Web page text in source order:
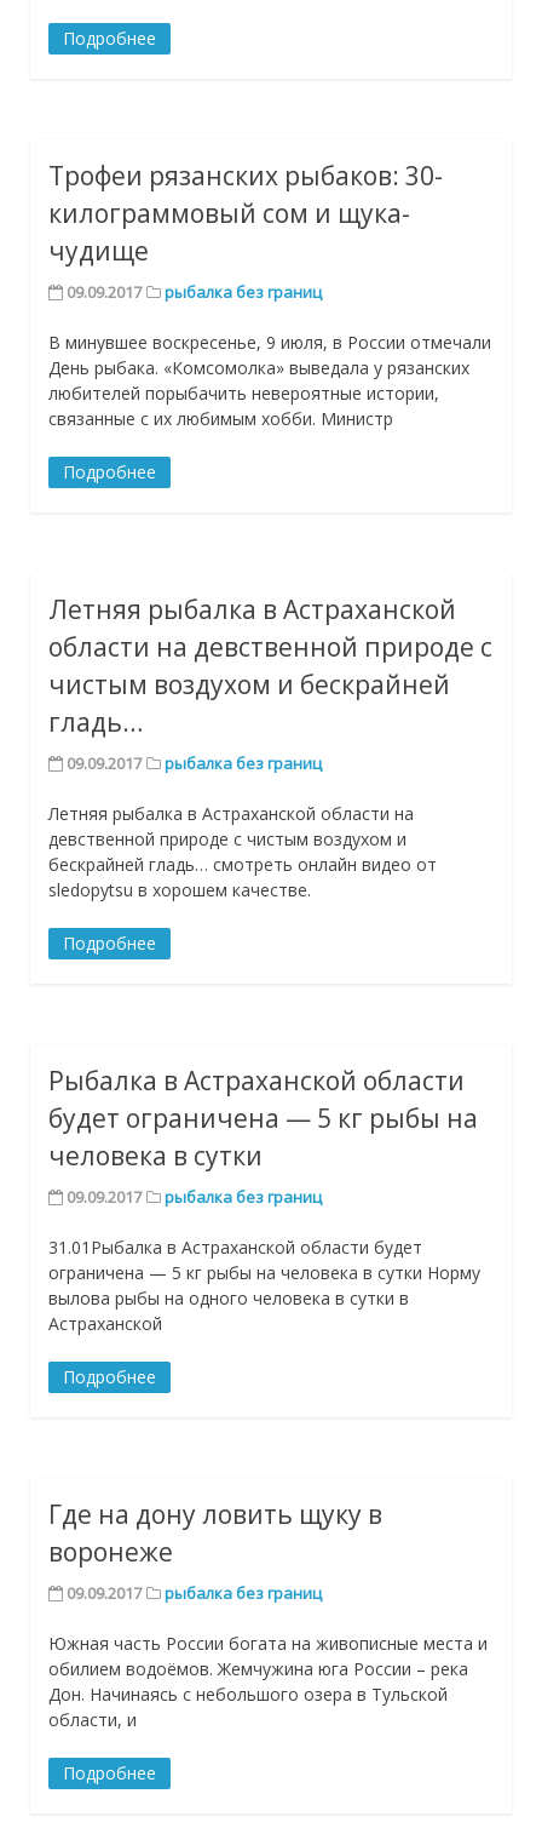
Подробнее
Трофеи рязанских рыбаков: 30-
килограммовый сом и щука-
чудище
09.09.2017 рыбалка без границ
В минувшее воскресенье, 9 июля, в России отмечали
День рыбака. «Комсомолка» выведала у рязанских
любителей порыбачить невероятные истории,
связанные с их любимым хобби. Министр
Подробнее
Летняя рыбалка в Астраханской
области на девственной природе с
чистым воздухом и бескрайней
гладь…
09.09.2017 рыбалка без границ
Летняя рыбалка в Астраханской области на
девственной природе с чистым воздухом и
бескрайней гладь… смотреть онлайн видео от
sledopytsu в хорошем качестве.
Подробнее
Рыбалка в Астраханской области
будет ограничена — 5 кг рыбы на
человека в сутки
09.09.2017 рыбалка без границ
31.01Рыбалка в Астраханской области будет
ограничена — 5 кг рыбы на человека в сутки Норму
вылова рыбы на одного человека в сутки в
Астраханской
Подробнее
Где на дону ловить щуку в
воронеже
09.09.2017 рыбалка без границ
Южная часть России богата на живописные места и
обилием водоёмов. Жемчужина юга России – река
Дон. Начинаясь с небольшого озера в Тульской
области, и
Подробнее